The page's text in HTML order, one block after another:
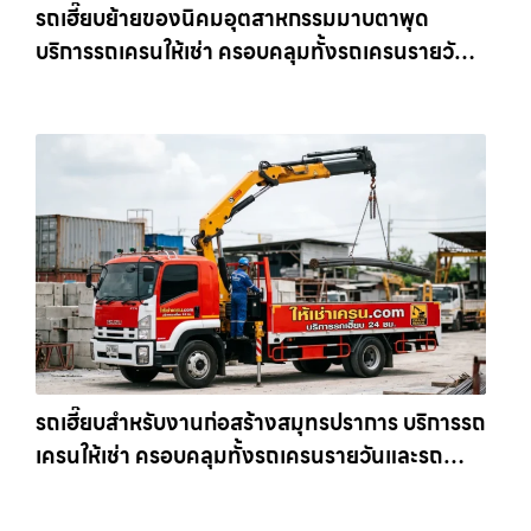
รถเฮี๊ยบย้ายของนิคมอุตสาหกรรมมาบตาพุด
บริการรถเครนให้เช่า ครอบคลุมทั้งรถเครนรายวัน
รถเฮี๊ยบสำหรับงานก่อสร้างสมุทรปราการ บริการรถ
เครนให้เช่า ครอบคลุมทั้งรถเครนรายวันและรถ